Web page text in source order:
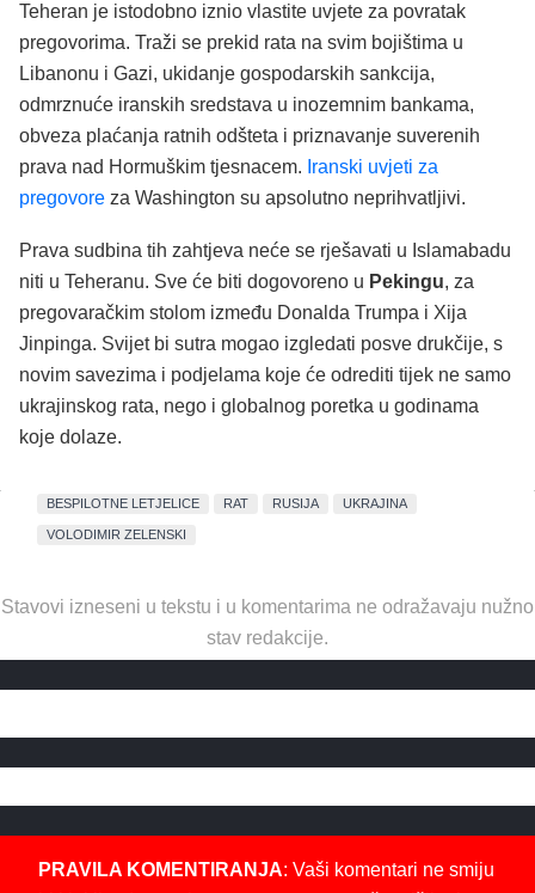
Teheran je istodobno iznio vlastite uvjete za povratak
pregovorima. Traži se prekid rata na svim bojištima u
Libanonu i Gazi, ukidanje gospodarskih sankcija,
odmrznuće iranskih sredstava u inozemnim bankama,
obveza plaćanja ratnih odšteta i priznavanje suverenih
prava nad Hormuškim tjesnacem. Iranski uvjeti za
pregovore za Washington su apsolutno neprihvatljivi.
Prava sudbina tih zahtjeva neće se rješavati u Islamabadu
niti u Teheranu. Sve će biti dogovoreno u Pekingu, za
pregovaračkim stolom između Donalda Trumpa i Xija
Jinpinga. Svijet bi sutra mogao izgledati posve drukčije, s
novim savezima i podjelama koje će odrediti tijek ne samo
ukrajinskog rata, nego i globalnog poretka u godinama
koje dolaze.
BESPILOTNE LETJELICE RAT RUSIJA UKRAJINA
VOLODIMIR ZELENSKI
Stavovi izneseni u tekstu i u komentarima ne odražavaju nužno
stav redakcije.
PRAVILA KOMENTIRANJA: Vaši komentari ne smiju